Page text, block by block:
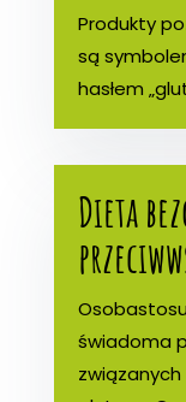
Produkty
są
hasłem
Dieta
świadoma